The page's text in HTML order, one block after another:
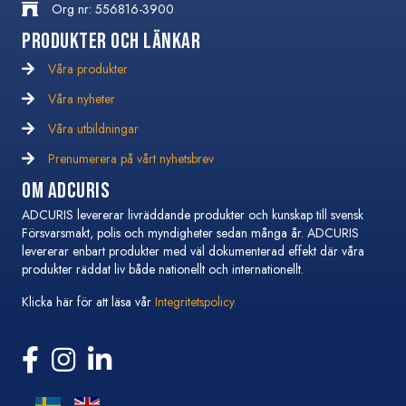
Org nr: 556816-3900
Produkter och Länkar
Våra produkter
Våra nyheter
Våra nyheter
Våra utbildningar
Våra utbildningar
Prenumerera på vårt nyhetsbrev
Prenumerera på vårt nyhetsbrev
Om Adcuris
ADCURIS levererar livräddande produkter och kunskap till svensk
Försvarsmakt, polis och myndigheter sedan många år. ADCURIS
levererar enbart produkter med väl dokumenterad effekt där våra
produkter räddat liv både nationellt och internationellt.
Klicka här för att läsa vår Integritetspolicy.
Följ oss på Facebook
Följ oss på Instagram
Följ oss på Linkedin